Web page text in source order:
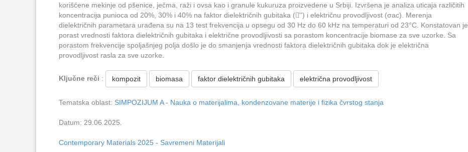
korišćene mekinje od pšenice, ječma, raži i ovsa kao i granule kukuruza proizvedene u Srbiji. Izvršena je analiza uticaja različitih
koncentracija punioca od 20%, 30% i 40% na faktor dielektričnih gubitaka ('') i električnu provodljivost (σac). Merenja
dielektričnih parametara urađena su na 13 test frekvencija u opsegu od 30 Hz do 60 kHz na temperaturi od 23°C. Konstatovan je
porast vrednosti faktora dielektričnih gubitaka i električne provodljivosti sa porastom koncentracije biomase za sve uzorke. Sa
porastom frekvencije spoljašnjeg polja došlo je do smanjenja vrednosti faktora dielektričnih gubitaka dok je električna
provodljivost rasla za sve uzorke.
Ključne reči : kompozit biomasa faktor dielektričnih gubitaka električna provodljivost
Tematska oblast: SIMPOZIJUM A - Nauka o materijalima, kondenzovane materije i fizika čvrstog stanja
Datum: 29.06.2025.
Contemporary Materials 2025 - Savremeni Materijali